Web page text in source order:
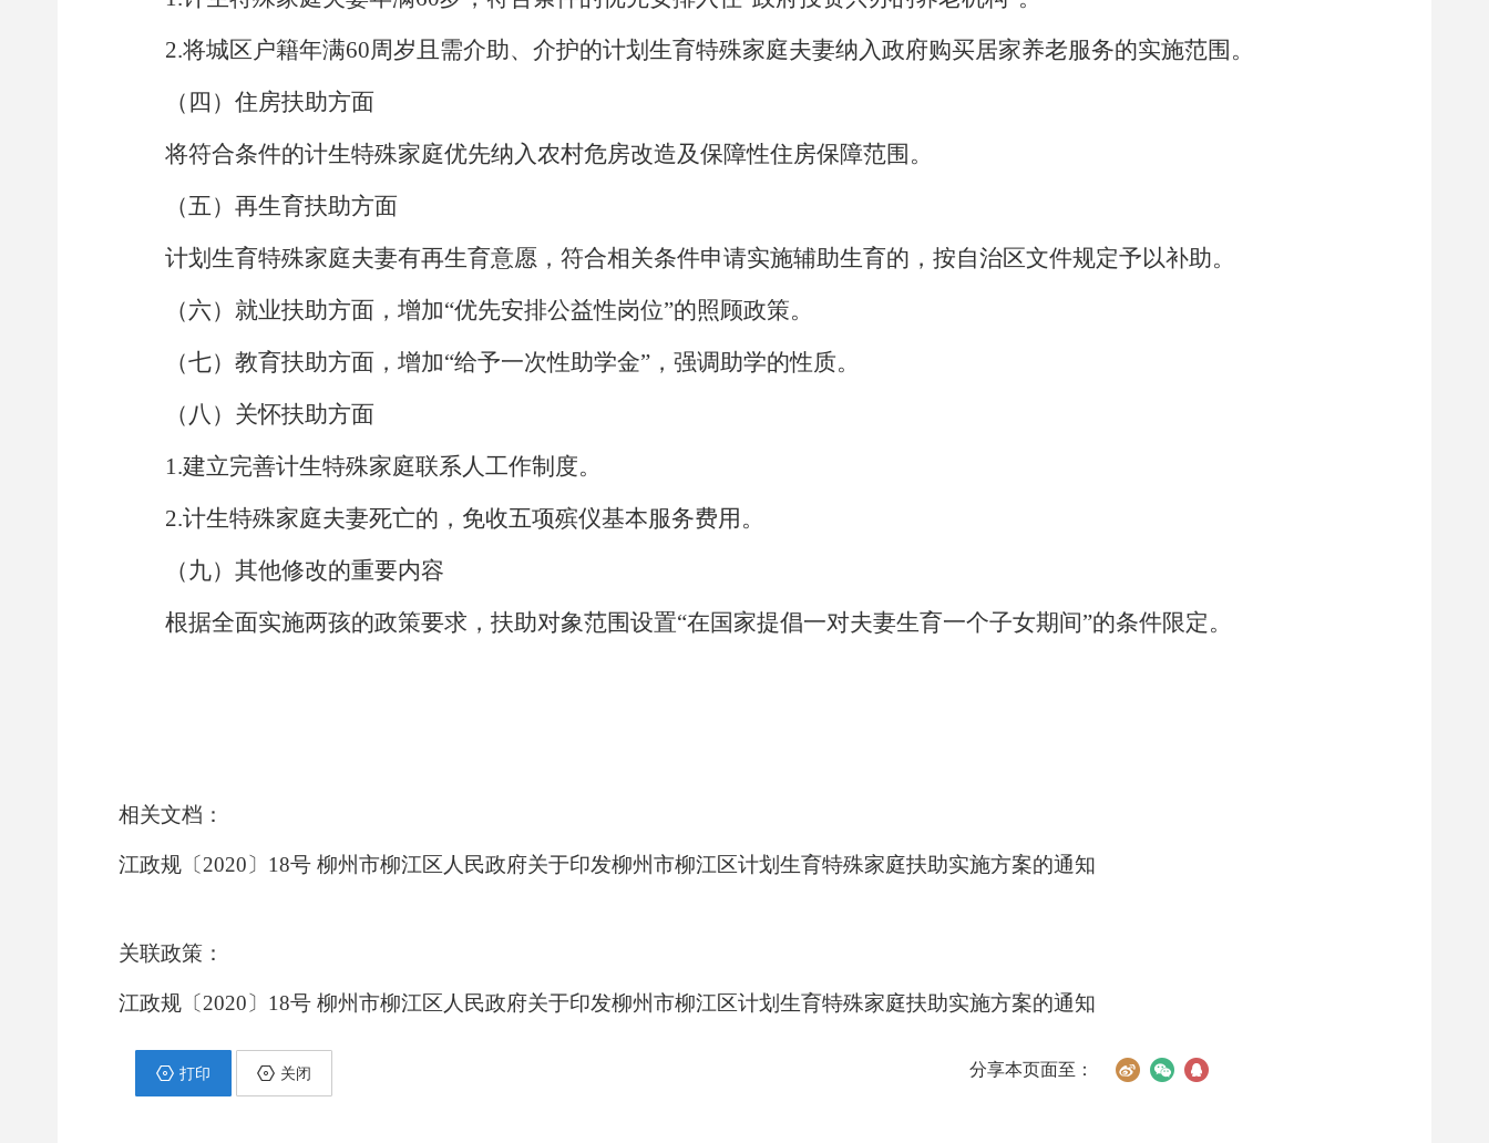
2.将城区户籍年满60周岁且需介助、介护的计划生育特殊家庭夫妻纳入政府购买居家养老服务的实施范围。
（四）住房扶助方面
将符合条件的计生特殊家庭优先纳入农村危房改造及保障性住房保障范围。
（五）再生育扶助方面
计划生育特殊家庭夫妻有再生育意愿，符合相关条件申请实施辅助生育的， 按自治区文件规定予以补助。
（六）就业扶助方面，增加“优先安排公益性岗位”的照顾政策。
（七）教育扶助方面，增加“给予一次性助学金”，强调助学的性质。
（八）关怀扶助方面
1.建立完善计生特殊家庭联系人工作制度。
2.计生特殊家庭夫妻死亡的，免收五项殡仪基本服务费用 。
（九） 其他修改的重要内容
根据全面实施两孩的政策要求，扶助对象范围设置“在国家提倡一对夫妻生育一个子女期间”的条件限定。
相关文档：
江政规〔2020〕18号 柳州市柳江区人民政府关于印发柳州市柳江区计划生育特殊家庭扶助实施方案的通知
关联政策：
江政规〔2020〕18号 柳州市柳江区人民政府关于印发柳州市柳江区计划生育特殊家庭扶助实施方案的通知
打印 关闭 分享本页面至：